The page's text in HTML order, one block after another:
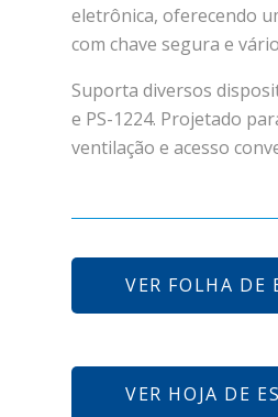
eletrônica, oferecendo
com chave segura e
Suporta diversos
e PS-1224. Projetado
ventilação e acesso
VER FOLHA DE
VER HOJA DE